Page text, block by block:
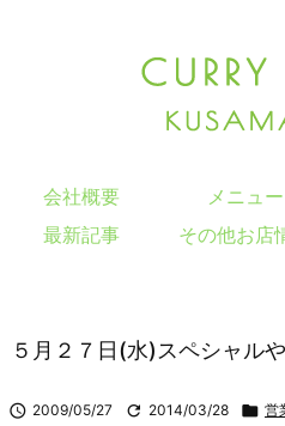
会社概要 メニュー
最新記事
その他お店
５月２７日(水)スペシャル
 2009/05/27  2014/03/28  営